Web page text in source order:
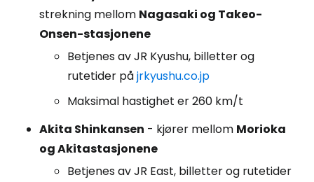
strekning mellom Nagasaki og Takeo-
Onsen-stasjonene
Betjenes av JR Kyushu, billetter og
rutetider påjrkyushu.co.jp
Maksimal hastighet er 260 km/t
Akita Shinkansen - kjører mellom Morioka
og Akitastasjonene
Betjenes av JR East, billetter og rutetider